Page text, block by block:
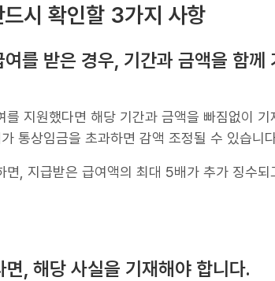
시 확인할 3가지 사항
를 받은 경우, 기간과 금액을 함께
지원했다면 해당 기간과 금액을 빠짐없이 기
통상임금을 초과하면 감액 조정될 수 있습니
, 지급받은 급여액의 최대 5배가 추가 징수되
면, 해당 사실을 기재해야 합니다.